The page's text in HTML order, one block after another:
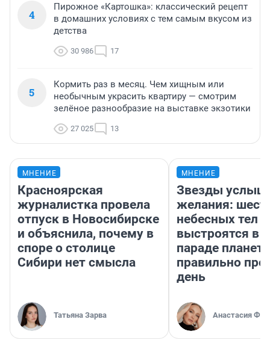
4
Пирожное «Картошка»: классический рецепт
в домашних условиях с тем самым вкусом из
детства
30 986 17
5
Кормить раз в месяц. Чем хищным или
необычным украсить квартиру — смотрим
зелёное разнообразие на выставке экзотики
27 025 13
МНЕНИЕ
Красноярская
журналистка провела
отпуск в Новосибирске
и объяснила, почему в
споре о столице
Сибири нет смысла
Татьяна Зарва
МНЕНИЕ
Звезды
желания:
небесных тел
выстроятся в
параде планет
правильно
день
Анастасия